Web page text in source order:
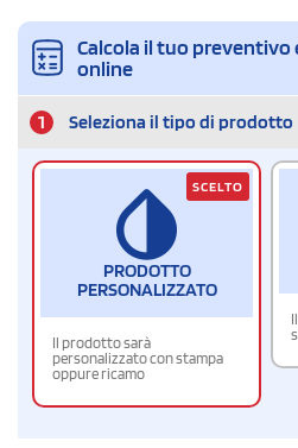
Calcola il tuo preventivo
online
1 Seleziona il tipo di prodotto
PRODOTTO
PERSONALIZZATO
Il prodotto sarà
personalizzato con stampa
oppure ricamo
SCELTO